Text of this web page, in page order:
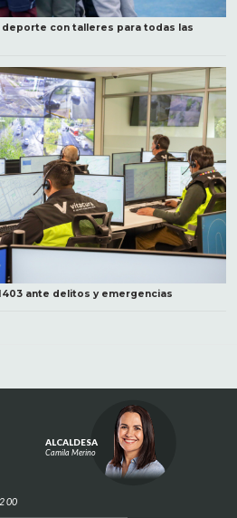
con talleres para todas las
ante delitos y emergencias
00
ALCALDESA
Camila Merino